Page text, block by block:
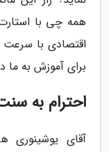
همه چی با
اقتصادی با سرعت
برای آموزش به ما
احترام به
آقای یوشینوری